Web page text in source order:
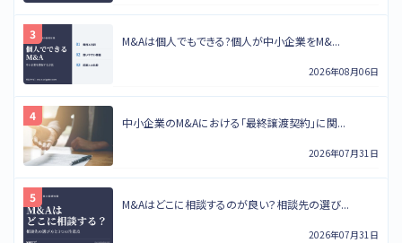
M&Aは個人でもできる?個人が中小企業をM&...
2026年08月06日
中小企業のM&Aにおける「最終譲渡契約」に関...
2026年07月31日
M&Aはどこに相談するのが良い？相談先の選び...
2026年07月31日